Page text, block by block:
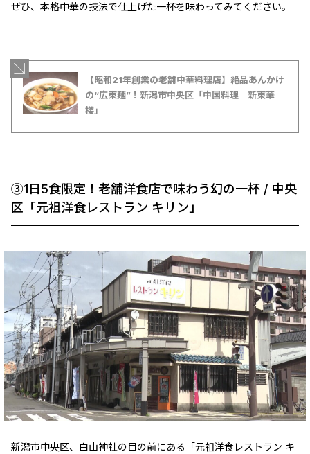
ぜひ、本格中華の技法で仕上げた一杯を味わってみてください。
【昭和21年創業の老舗中華料理店】絶品あんかけ
の“広東麺”！新潟市中央区「中国料理 新東華
楼」
③1日5食限定！老舗洋食店で味わう幻の一杯 / 中央
区「元祖洋食レストラン キリン」
新潟市中央区、白山神社の目の前にある「元祖洋食レストラン キ